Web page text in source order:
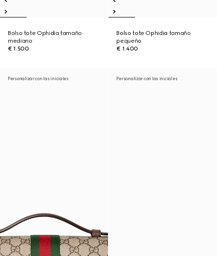
Bolso tote Ophidia tamaño
mediano
€ 1.500
Bolso tote Ophidia tamaño
pequeño
€ 1.400
Personalizar con las iniciales Personalizar con las iniciales